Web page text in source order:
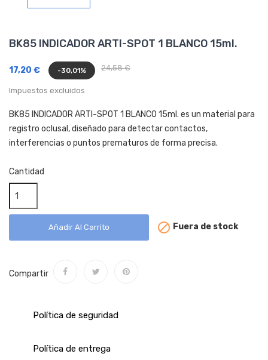
BK85 INDICADOR ARTI-SPOT 1 BLANCO 15ml.
24,58 €
17,20 € -30,01%
Impuestos excluidos
BK85 INDICADOR ARTI-SPOT 1 BLANCO 15ml. es un material para
registro oclusal, diseñado para detectar contactos,
interferencias o puntos prematuros de forma precisa.
Cantidad
Añadir Al Carrito  Fuera de stock
Compartir
Política de seguridad
Política de entrega